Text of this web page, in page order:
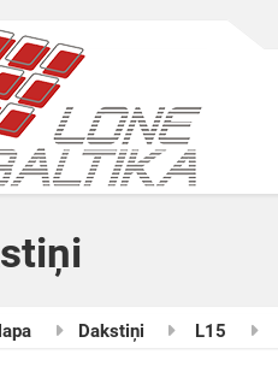
Dakstiņi L15